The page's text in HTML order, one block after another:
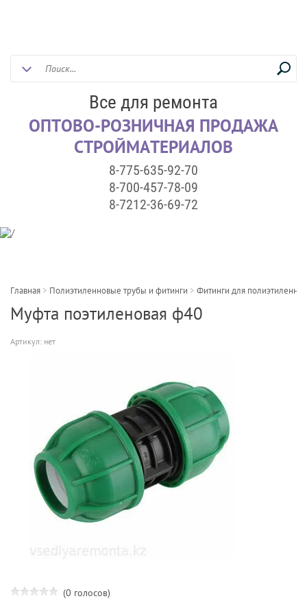
Все для ремонта
ОПТОВО-РОЗНИЧНАЯ ПРОДАЖА
СТРОЙМАТЕРИАЛОВ
8-775-635-92-70
8-700-457-78-09
8-7212-36-69-72
Главная > Полиэтиленновые трубы и фитинги > Фитинги для
Муфта поэтиленовая ф40
Артикул: нет
(0 голосов)